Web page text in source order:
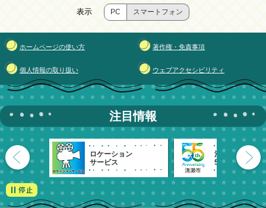
表示 PC スマートフォン
ホームページの使い方 著作権・免責事項
個人情報の取り扱い ウェブアクセシビリティ
注目情報
ロケーション
サービス
清瀬市
55周年記念